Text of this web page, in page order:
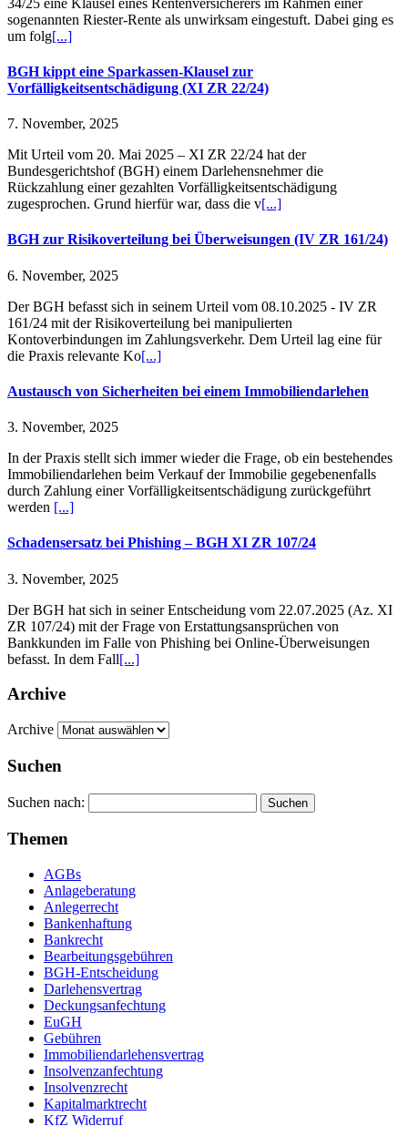
sogenannten Riester-Rente als unwirksam eingestuft. Dabei ging es
um folg[...]
BGH kippt eine Sparkassen-Klausel zur
Vorfälligkeitsentschädigung (XI ZR 22/24)
7. November, 2025
Mit Urteil vom 20. Mai 2025 – XI ZR 22/24 hat der
Bundesgerichtshof (BGH) einem Darlehensnehmer die
Rückzahlung einer gezahlten Vorfälligkeitsentschädigung
zugesprochen. Grund hierfür war, dass die v[...]
BGH zur Risikoverteilung bei Überweisungen (IV ZR 161/24)
6. November, 2025
Der BGH befasst sich in seinem Urteil vom 08.10.2025 - IV ZR
161/24 mit der Risikoverteilung bei manipulierten
Kontoverbindungen im Zahlungsverkehr. Dem Urteil lag eine für
die Praxis relevante Ko[...]
Austausch von Sicherheiten bei einem Immobiliendarlehen
3. November, 2025
In der Praxis stellt sich immer wieder die Frage, ob ein bestehendes
Immobiliendarlehen beim Verkauf der Immobilie gegebenenfalls
durch Zahlung einer Vorfälligkeitsentschädigung zurückgeführt
werden [...]
Schadensersatz bei Phishing – BGH XI ZR 107/24
3. November, 2025
Der BGH hat sich in seiner Entscheidung vom 22.07.2025 (Az. XI
ZR 107/24) mit der Frage von Erstattungsansprüchen von
Bankkunden im Falle von Phishing bei Online-Überweisungen
befasst. In dem Fall[...]
Archive
Archive
Suchen
Suchen nach:
Themen
AGBs
Anlageberatung
Anlegerrecht
Bankenhaftung
Bankrecht
Bearbeitungsgebühren
BGH-Entscheidung
Darlehensvertrag
Deckungsanfechtung
EuGH
Gebühren
Immobiliendarlehensvertrag
Insolvenzanfechtung
Insolvenzrecht
Kapitalmarktrecht
KfZ Widerruf